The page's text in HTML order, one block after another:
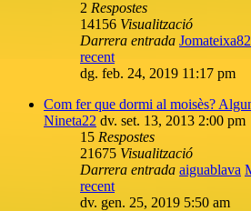
2 Respostes
14156 Visualització
Darrera entrada Jomateixa82
recent
dg. feb. 24, 2019 11:17 pm
Com fer que dormi al moisès?
Nineta22 dv. set. 13, 2013 2:00 pm
15 Respostes
21675 Visualització
Darrera entrada aiguablava
recent
dv. gen. 25, 2019 5:50 am